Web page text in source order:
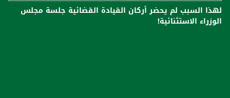
لهذا السبب لم يحضر أركان القيادة القضائية جلسة مجلس
الوزراء الاستثنائية!